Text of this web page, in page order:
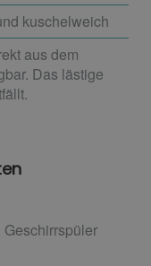
kuschelweich
aus dem
Das lästige
Geschirrspüler